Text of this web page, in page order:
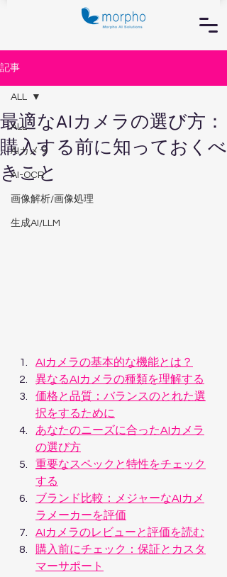
記事
ALL
AIカメラ
AI-OCR
画像解析/画像処理
生成AI/LLM
ALL
最適なAIカメラの選び方：
購入する前に知っておくべ
きこと
AIカメラの基本的な機能とは？
異なるAIカメラの種類を理解する
価格と品質：バランスのとれた選
択をするために
あなたのニーズに合ったAIカメラ
の選び方
重要なスペックと特性をチェック
する
ブランド比較：メジャーなAIカメ
ラメーカーを評価
AIカメラのレビューと評価を読む
購入前にチェック：保証とカスタ
マーサポート